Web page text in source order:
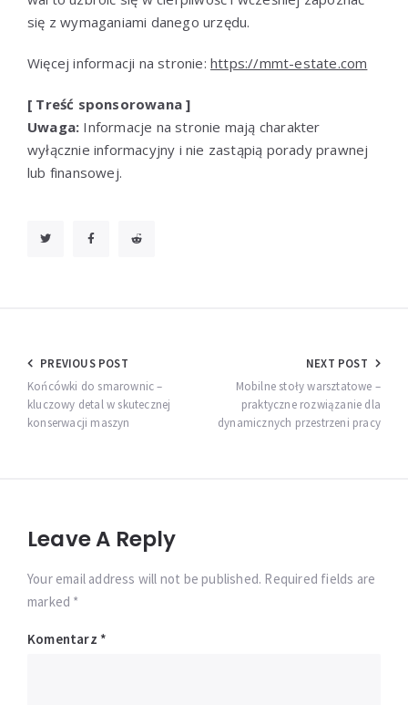
się z wymaganiami danego urzędu.
Więcej informacji na stronie: https://mmt-estate.com
[ Treść sponsorowana ]
Uwaga: Informacje na stronie mają charakter
wyłącznie informacyjny i nie zastąpią porady prawnej
lub finansowej.
Nawigacja
wpisu
PREVIOUS POST
Końcówki do smarownic –
kluczowy detal w skutecznej
konserwacji maszyn
NEXT POST
Mobilne stoły warsztatowe –
praktyczne rozwiązanie dla
dynamicznych przestrzeni pracy
Leave A Reply
Your email address will not be published. Required fields are
marked *
Komentarz *